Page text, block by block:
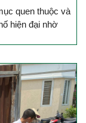
quen thuộc và
hiện đại nhờ